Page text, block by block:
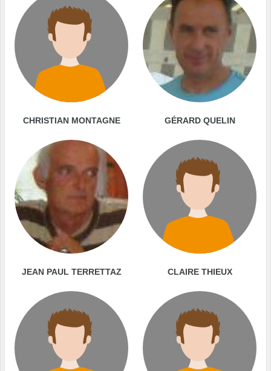
CHRISTIAN MONTAGNE GÉRARD QUELIN
JEAN PAUL TERRETTAZ CLAIRE THIEUX